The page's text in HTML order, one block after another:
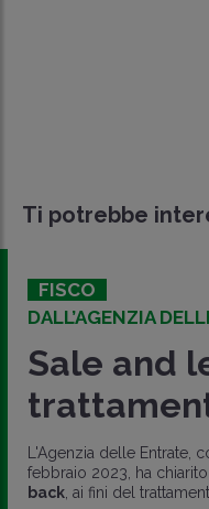
Ti potrebbe
FISCO
DALL’AGENZIA
Sale and
L'Agenzia delle Entrate,
febbraio 2023, ha
back , ai fini del